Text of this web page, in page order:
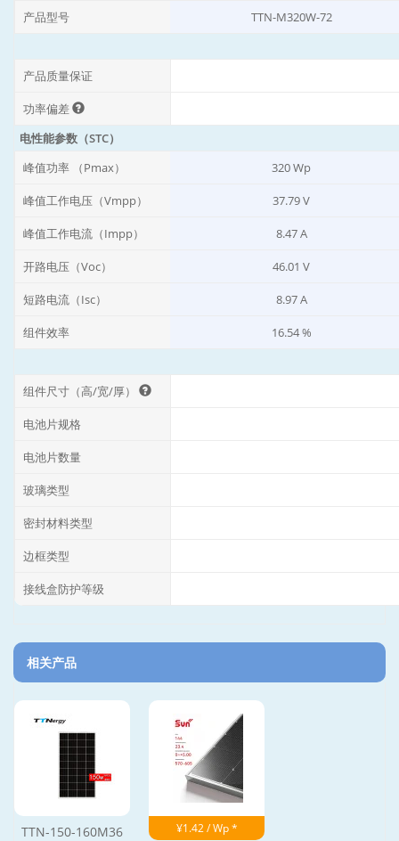
产品型号 TTN-M320W-72
产品质量保证
功率偏差
电性能参数（STC）
峰值功率 （Pmax）
320 Wp
峰值工作电压（Vmpp） 37.79 V
峰值工作电流（Impp） 8.47 A
开路电压（Voc） 46.01 V
短路电流（Isc） 8.97 A
组件效率 16.54 %
组件尺寸（高/宽/厚）
电池片规格
电池片数量
玻璃类型
密封材料类型
边框类型
接线盒防护等级
相关产品
TTN-150-160M36 ¥1.42 / Wp *